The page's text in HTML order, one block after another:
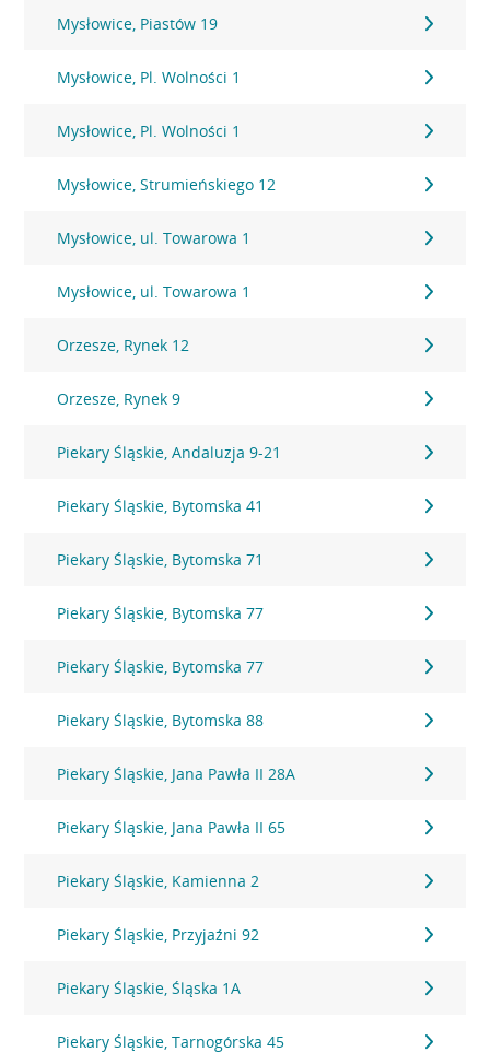
Mysłowice, Piastów 19
Mysłowice, Pl. Wolności 1
Mysłowice, Pl. Wolności 1
Mysłowice, Strumieńskiego 12
Mysłowice, ul. Towarowa 1
Mysłowice, ul. Towarowa 1
Orzesze, Rynek 12
Orzesze, Rynek 9
Piekary Śląskie, Andaluzja 9-21
Piekary Śląskie, Bytomska 41
Piekary Śląskie, Bytomska 71
Piekary Śląskie, Bytomska 77
Piekary Śląskie, Bytomska 77
Piekary Śląskie, Bytomska 88
Piekary Śląskie, Jana Pawła II 28A
Piekary Śląskie, Jana Pawła II 65
Piekary Śląskie, Kamienna 2
Piekary Śląskie, Przyjaźni 92
Piekary Śląskie, Śląska 1A
Piekary Śląskie, Tarnogórska 45